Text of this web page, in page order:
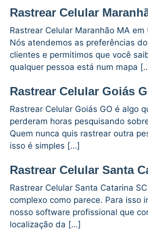
Rastrear Celular
Rastrear Celular Maranhão MA em
Nós atendemos as preferências
clientes e permitimos que você
qualquer pessoa está num mapa
Rastrear Celular Goiás
Rastrear Celular Goiás GO é algo
perderam horas pesquisando
Quem nunca quis rastrear outra
isso é simples […]
Rastrear Celular Santa
Rastrear Celular Santa Catarina
complexo como parece. Para isso
nosso software profissional que
localização da […]